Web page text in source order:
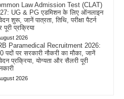
Law Admission Test (CLAT)
UG & PG एडमिशन के लिए ऑनलाइन
शुरू, जानें पात्रता, तिथि, परीक्षा पैटर्न
प्रक्रिया
2026
Paramedical Recruitment 2026:
पदों पर सरकारी नौकरी का मौका, जानें
प्रक्रिया, योग्यता और सैलरी पूरी
2026